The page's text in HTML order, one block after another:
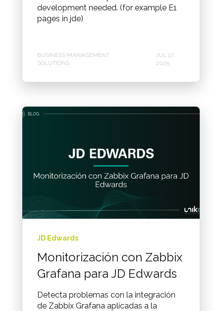
development needed. (for example E1
pages in jde)
BUSINESS MANAGEMENT
SOLUTIONS
JUL 17,
2025
JD Edwards
Monitorización con Zabbix
Grafana para JD Edwards
Detecta problemas con la integración
de Zabbix Grafana aplicadas a la